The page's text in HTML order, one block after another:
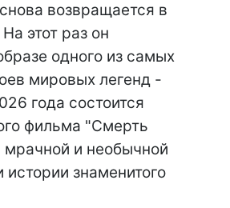
возвращается в
этот раз он
одного из самых
мировых легенд -
года состоится
фильма "Смерть
мрачной и необычной
истории знаменитого